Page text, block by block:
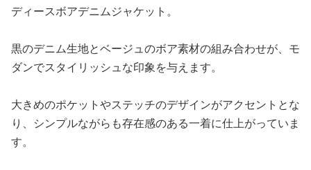
ディースボアデニムジャケット。
黒のデニム生地とベージュのボア素材の組み合わせが、モ
ダンでスタイリッシュな印象を与えます。
大きめのポケットやステッチのデザインがアクセントとな
り、シンプルながらも存在感のある一着に仕上がっていま
す。